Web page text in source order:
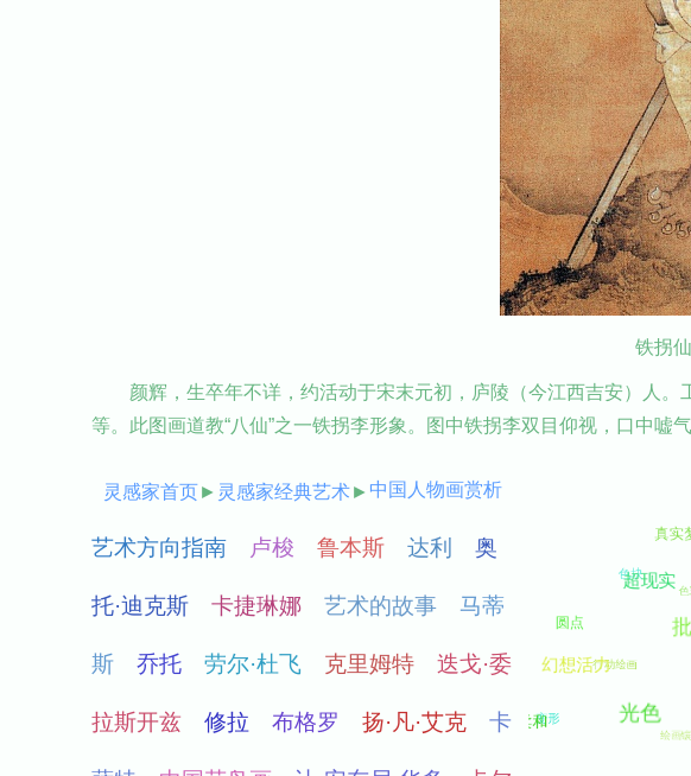
铁拐
颜辉，生卒年不详，约活动于宋末元初，庐陵（今江西吉安）人
等。此图画道教“八仙”之一铁拐李形象。图中铁拐李双目仰视，口中嘘
灵感家首页► 灵感家经典艺术► 中国人物画赏析